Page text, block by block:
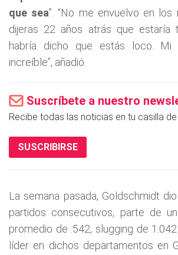
que sea”. “No me envuelvo en los
dijeras 22 años atrás que estaría
habría dicho que estás loco. Mi
increíble”, añadió.
Suscríbete a nuestro
Recibe todas las noticias en tu casilla de
SUSCRIBIRSE
La semana pasada, Goldschmidt
partidos consecutivos, parte de
promedio de .542, slugging de
líder en dichos departamentos en